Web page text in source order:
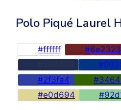
Polo Piqué Laurel
#ffffff #6e2323
#2f3fa4
#e0d694